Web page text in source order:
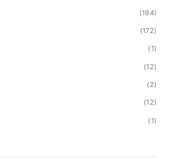
(194)
(172)
(1)
(12)
(2)
(12)
(1)